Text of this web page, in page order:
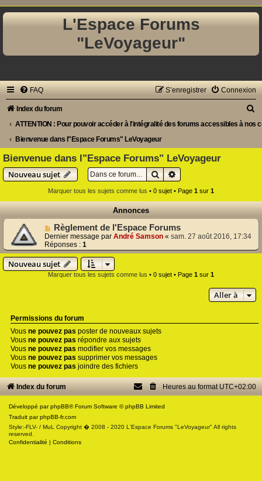
L'Espace Forums
"LeVoyageur"
FAQ Connexion
S’enregistrer
Index du forum
ATTENTION : Pour pouvoir accéder à l'intégralité des forums accessibles à
Bienvenue dans l"Espace Forums" LeVoyageur
e
c
Bienvenue dans l"Espace Forums" LeVoyageur
Nouveau sujet
RechercherRecherche avancée
Marquer tous les sujets comme lus • 0 sujet • Page 1 sur 1
Annonces
Règlement de l'Espace Forums
Dernier message par André Samson « sam. 27 août 2016, 17:34
Réponses : 1
Nouveau sujet
Marquer tous les sujets comme lus • 0 sujet • Page 1 sur 1
Aller à
Permissions du forum
Vous ne pouvez pas poster de nouveaux sujets
Vous ne pouvez pas répondre aux sujets
Vous ne pouvez pas modifier vos messages
Vous ne pouvez pas supprimer vos messages
Vous ne pouvez pas joindre des fichiers
Index du forum Heures au format UTC+02:00
Développé parphpBB® Forum Software © phpBB Limited
Traduit parphpBB-fr.com
Style:-FLV- / MuL Copyright � 2008 - 2020 L'Espace Forums "LeVoyageur" All rights
reserved.
Confidentialité | Conditions